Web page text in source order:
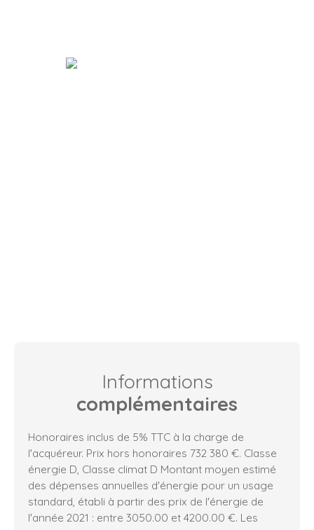
Informations
complémentaires
Honoraires inclus de 5% TTC à la charge de
l'acquéreur. Prix hors honoraires 732 380 €. Classe
énergie D, Classe climat D Montant moyen estimé
des dépenses annuelles d'énergie pour un usage
standard, établi à partir des prix de l'énergie de
l'année 2021 : entre 3050.00 et 4200.00 €. Les